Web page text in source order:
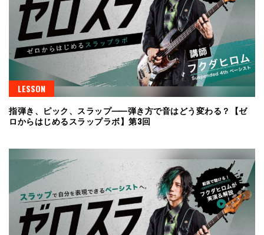
LESSON
指弾き、ピック、スラップ⸺弾き方で音はどう変わる？【ゼ
ロからはじめるスラップラボ】第3回